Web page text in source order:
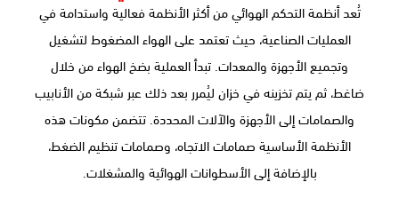
تُعد أنظمة التحكم الهوائي من أكثر الأنظمة فعالية واستدامة في
العمليات الصناعية، حيث تعتمد على الهواء المضغوط لتشغيل
وتجميع الأجهزة والمعدات. تبدأ العملية بضخ الهواء من خلال
ضاغط، ثم يتم تخزينه في خزان ليُمرر بعد ذلك عبر شبكة من الأنابيب
والصمامات إلى الأجهزة والآلات المحددة. تتضمن مكونات هذه
الأنظمة الأساسية صمامات الاتجاه، وصمامات تنظيم الضغط،
بالإضافة إلى الأسطوانات الهوائية والمشغلات.